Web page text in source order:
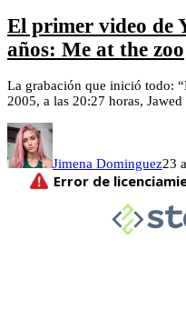
El primer video de
años: Me at the zoo
La grabación que inició todo:
2005, a las 20:27 horas,
Jimena Dominguez23